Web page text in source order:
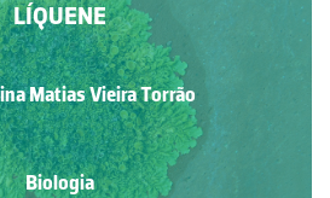
LÍQUENE
Matias Vieira Torrão
Biologia